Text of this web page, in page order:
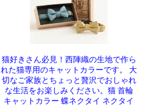
猫好きさん必見！西陣織の生地で作ら
れた猫専用のキャットカラーです。 大
切なご家族とちょっと贅沢でおしゃれ
な生活をお楽しみください。猫 首輪
キャットカラー 蝶ネクタイ ネクタイ